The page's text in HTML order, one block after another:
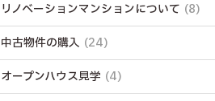
リノベーションマンションについて (8)
中古物件の購入 (24)
オープンハウス見学 (4)